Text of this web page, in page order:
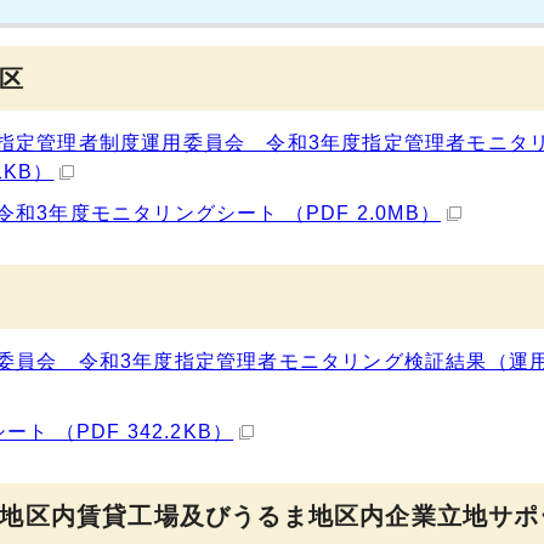
定管理者制度運用委員会 令和3年度指定管理者モニタ
）
3年度モニタリングシート （PDF 2.0MB）
員会 令和3年度指定管理者モニタリング検証結果（運
ト （PDF 342.2KB）
区内賃貸工場及びうるま地区内企業立地サ